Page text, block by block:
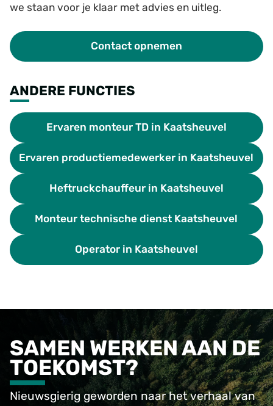
we staan voor je klaar met advies en uitleg.
Contact opnemen
ANDERE FUNCTIES
Ervaren monteur TD in Kaatsheuvel
Ervaren productiemedewerker in Kaatsheuvel
Heftruckchauffeur in Kaatsheuvel
Monteur technische dienst Kaatsheuvel
Operator in Kaatsheuvel
SAMEN WERKEN AAN DE
TOEKOMST?
Nieuwsgierig geworden naar het verhaal van